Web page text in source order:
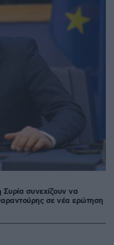
Συρία συνεχίζουν να
σε νέα ερώτηση